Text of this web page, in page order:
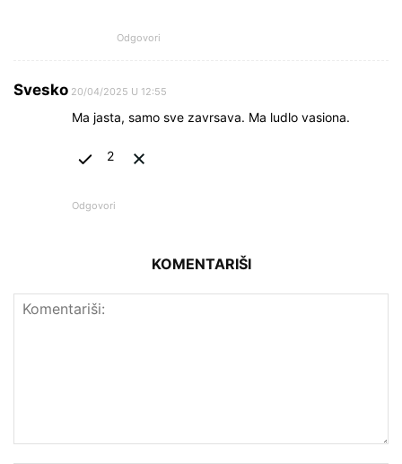
Odgovori
Svesko 20/04/2025 U 12:55
Ma jasta, samo sve zavrsava. Ma ludlo vasiona.
2
Odgovori
KOMENTARIŠI